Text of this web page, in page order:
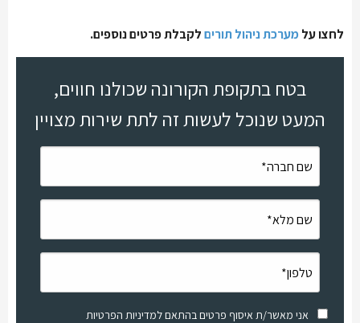
לחצו עלמערכת ניהול תוריםלקבלת פרטים נוספים.
בטח בתקופת הקורונה שכולנו חווים,
המעט שנוכל לעשות זה לתת שירות מצויין
אני מאשר/ת איסוף פרטים בהתאם למדיניות הפרטיות